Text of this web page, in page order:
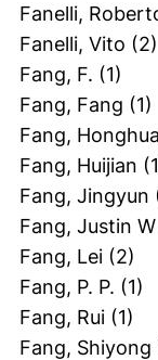
Fanelli,
Fanelli, Vito (2)
Fang, F. (1)
Fang, Fang (1)
Fang, Honghua
Fang, Huijian
Fang, Jingyun
Fang, Justin W
Fang, Lei (2)
Fang, P. P. (1)
Fang, Rui (1)
Fang, Shiyong